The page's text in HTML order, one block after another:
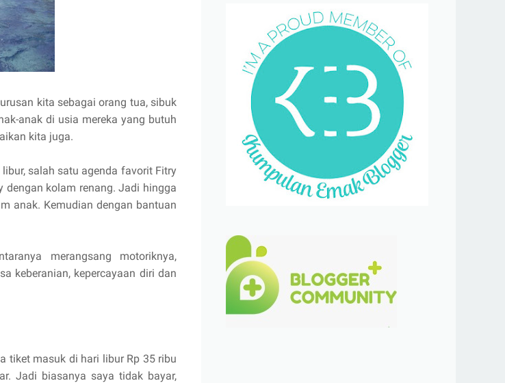
kita sebagai orang tua, sibuk
anak di usia mereka yang butuh
kita juga.
salah satu agenda favorit Fitry
dengan kolam renang. Jadi hingga
anak. Kemudian dengan bantuan
merangsang motoriknya,
keberanian, kepercayaan diri dan
tiket masuk di hari libur Rp 35 ribu
Jadi biasanya saya tidak bayar,